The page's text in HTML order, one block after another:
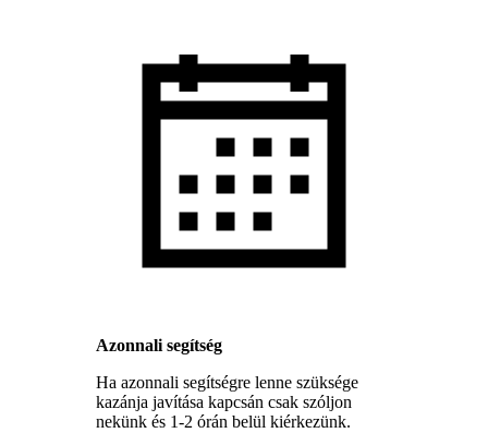
Azonnali segítség
Ha azonnali segítségre lenne szüksége
kazánja javítása kapcsán csak szóljon
nekünk és 1-2 órán belül kiérkezünk.